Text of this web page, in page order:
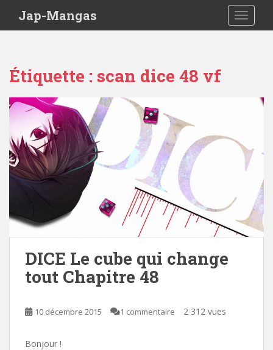
Jap-Mangas
Étiquette : scan dice 48 vf
DICE Le cube qui change
tout Chapitre 48
10 décembre 2015 1 commentaire 2 312 vues
Bonjour !